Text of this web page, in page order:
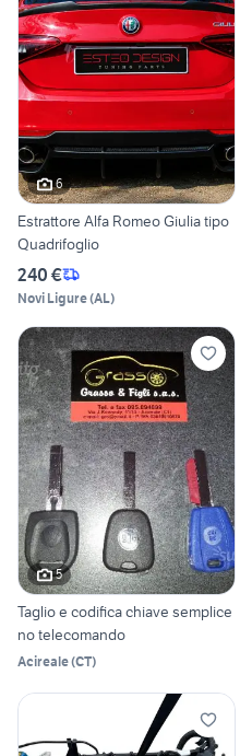
6
Estrattore Alfa Romeo Giulia tipo
Quadrifoglio
240 €
Novi Ligure(AL)
5
Taglio e codifica chiave semplice
no telecomando
Acireale(CT)